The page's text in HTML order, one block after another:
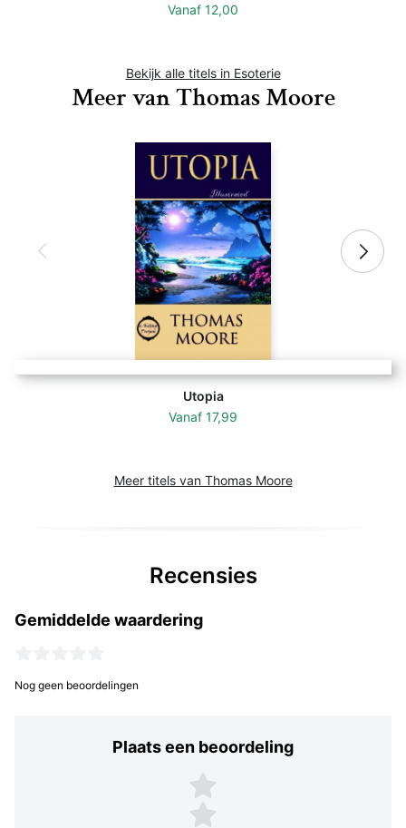
Vanaf 12,00
Bekijk alle titels in Esoterie
Meer van Thomas Moore
Utopia
Vanaf 17,99
Meer titels van Thomas Moore
Recensies
Gemiddelde waardering
Nog geen beoordelingen
Plaats een beoordeling
Plaats een beoordeling
5 sterren
4 sterren